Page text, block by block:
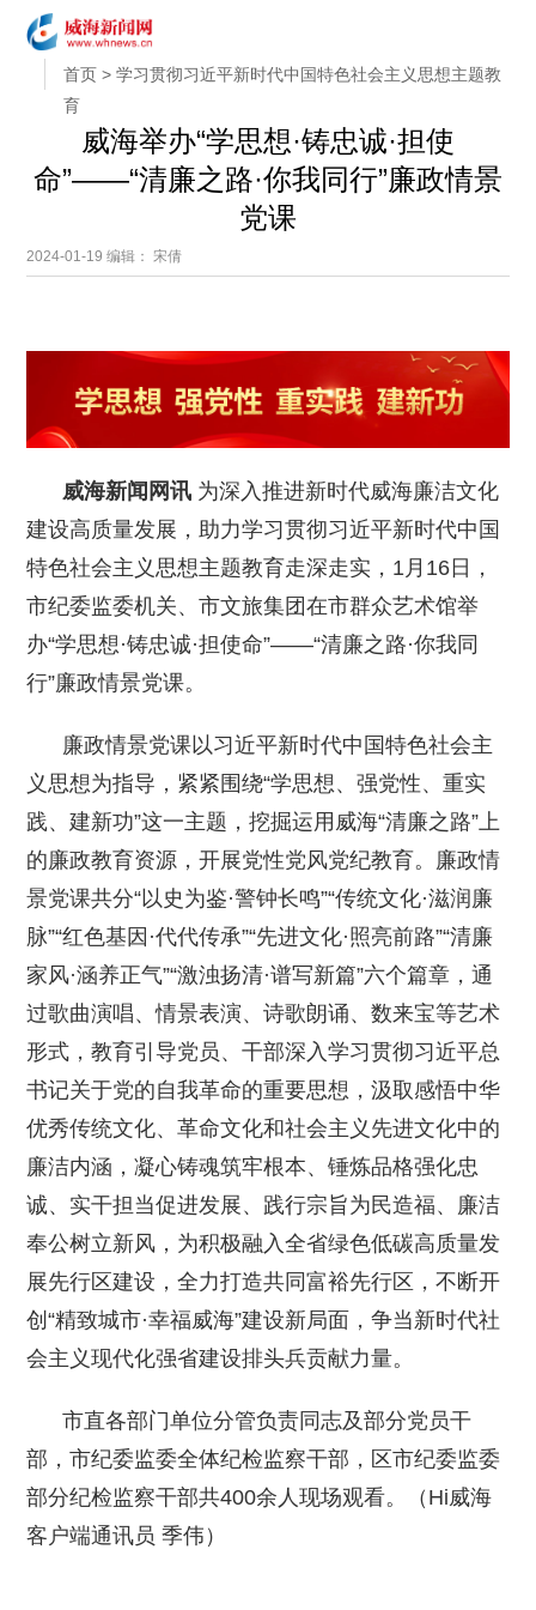
首页 >学习贯彻习近平新时代中国特色社会主义思想主题教
育
威海举办“学思想·铸忠诚·担使
命”——“清廉之路·你我同行”廉政情景
党课
2024-01-19编辑： 宋倩
威海新闻网讯 为深入推进新时代威海廉洁文化
建设高质量发展，助力学习贯彻习近平新时代中国
特色社会主义思想主题教育走深走实，1月16日，
市纪委监委机关、市文旅集团在市群众艺术馆举
办“学思想·铸忠诚·担使命”——“清廉之路·你我同
行”廉政情景党课。
廉政情景党课以习近平新时代中国特色社会主
义思想为指导，紧紧围绕“学思想、强党性、重实
践、建新功”这一主题，挖掘运用威海“清廉之路”上
的廉政教育资源，开展党性党风党纪教育。廉政情
景党课共分“以史为鉴·警钟长鸣”“传统文化·滋润廉
脉”“红色基因·代代传承”“先进文化·照亮前路”“清廉
家风·涵养正气”“激浊扬清·谱写新篇”六个篇章，通
过歌曲演唱、情景表演、诗歌朗诵、数来宝等艺术
形式，教育引导党员、干部深入学习贯彻习近平总
书记关于党的自我革命的重要思想，汲取感悟中华
优秀传统文化、革命文化和社会主义先进文化中的
廉洁内涵，凝心铸魂筑牢根本、锤炼品格强化忠
诚、实干担当促进发展、践行宗旨为民造福、廉洁
奉公树立新风，为积极融入全省绿色低碳高质量发
展先行区建设，全力打造共同富裕先行区，不断开
创“精致城市·幸福威海”建设新局面，争当新时代社
会主义现代化强省建设排头兵贡献力量。
市直各部门单位分管负责同志及部分党员干
部，市纪委监委全体纪检监察干部，区市纪委监委
部分纪检监察干部共400余人现场观看。（Hi威海
客户端通讯员 季伟）